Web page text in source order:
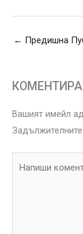
← Предишна
Вашият имейл